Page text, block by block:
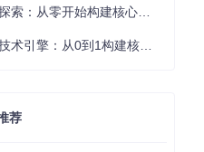
从零开始构建核心系统的实践指南
擎：从0到1构建核心系统的实践指南
荐